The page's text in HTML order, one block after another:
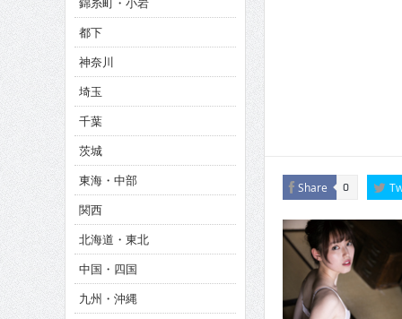
CINEMA×STYLE 286号
CINEMA×STYLE 285号
CINEMA×STYLE 294号
Share 0
都下
神奈川
埼玉
千葉
茨城
東海・中部
関西
北海道・東北
中国・四国
九州・沖縄